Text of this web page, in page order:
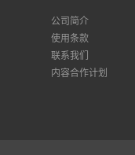
公司简介
使用条款
联系我们
内容合作计划